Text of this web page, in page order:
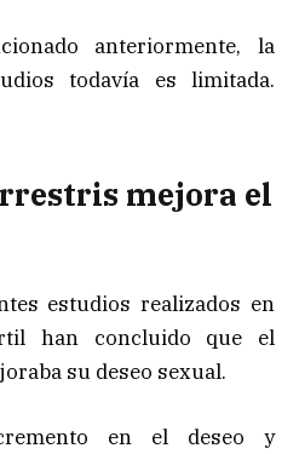
anteriormente, la
todavía es limitada.
mejora el
estudios realizados en
han concluido que el
su deseo sexual.
en el deseo y